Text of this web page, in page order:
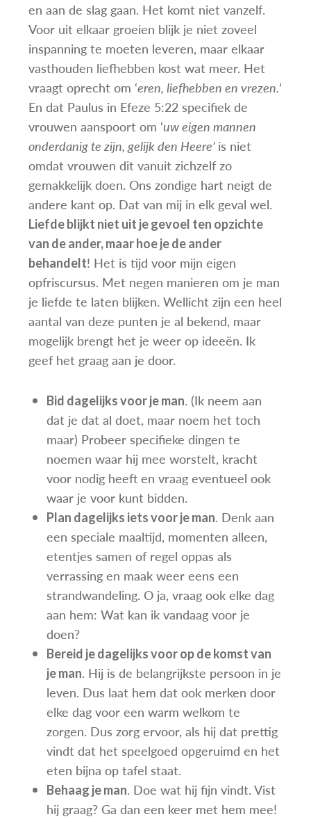
en aan de slag gaan. Het komt niet vanzelf.
Voor uit elkaar groeien blijk je niet zoveel
inspanning te moeten leveren, maar elkaar
vasthouden liefhebben kost wat meer. Het
vraagt oprecht om ‘eren, liefhebben en vrezen.’
En dat Paulus in Efeze 5:22 specifiek de
vrouwen aanspoort om ‘uw eigen mannen
onderdanig te zijn, gelijk den Heere’ is niet
omdat vrouwen dit vanuit zichzelf zo
gemakkelijk doen. Ons zondige hart neigt de
andere kant op. Dat van mij in elk geval wel.
Liefde blijkt niet uit je gevoel ten opzichte
van de ander, maar hoe je de ander
behandelt! Het is tijd voor mijn eigen
opfriscursus. Met negen manieren om je man
je liefde te laten blijken. Wellicht zijn een heel
aantal van deze punten je al bekend, maar
mogelijk brengt het je weer op ideeën. Ik
geef het graag aan je door.
Bid dagelijks voor je man. (Ik neem aan
dat je dat al doet, maar noem het toch
maar) Probeer specifieke dingen te
noemen waar hij mee worstelt, kracht
voor nodig heeft en vraag eventueel ook
waar je voor kunt bidden.
Plan dagelijks iets voor je man. Denk aan
een speciale maaltijd, momenten alleen,
etentjes samen of regel oppas als
verrassing en maak weer eens een
strandwandeling. O ja, vraag ook elke dag
aan hem: Wat kan ik vandaag voor je
doen?
Bereid je dagelijks voor op de komst van
je man. Hij is de belangrijkste persoon in je
leven. Dus laat hem dat ook merken door
elke dag voor een warm welkom te
zorgen. Dus zorg ervoor, als hij dat prettig
vindt dat het speelgoed opgeruimd en het
eten bijna op tafel staat.
Behaag je man. Doe wat hij fijn vindt. Vist
hij graag? Ga dan een keer met hem mee!